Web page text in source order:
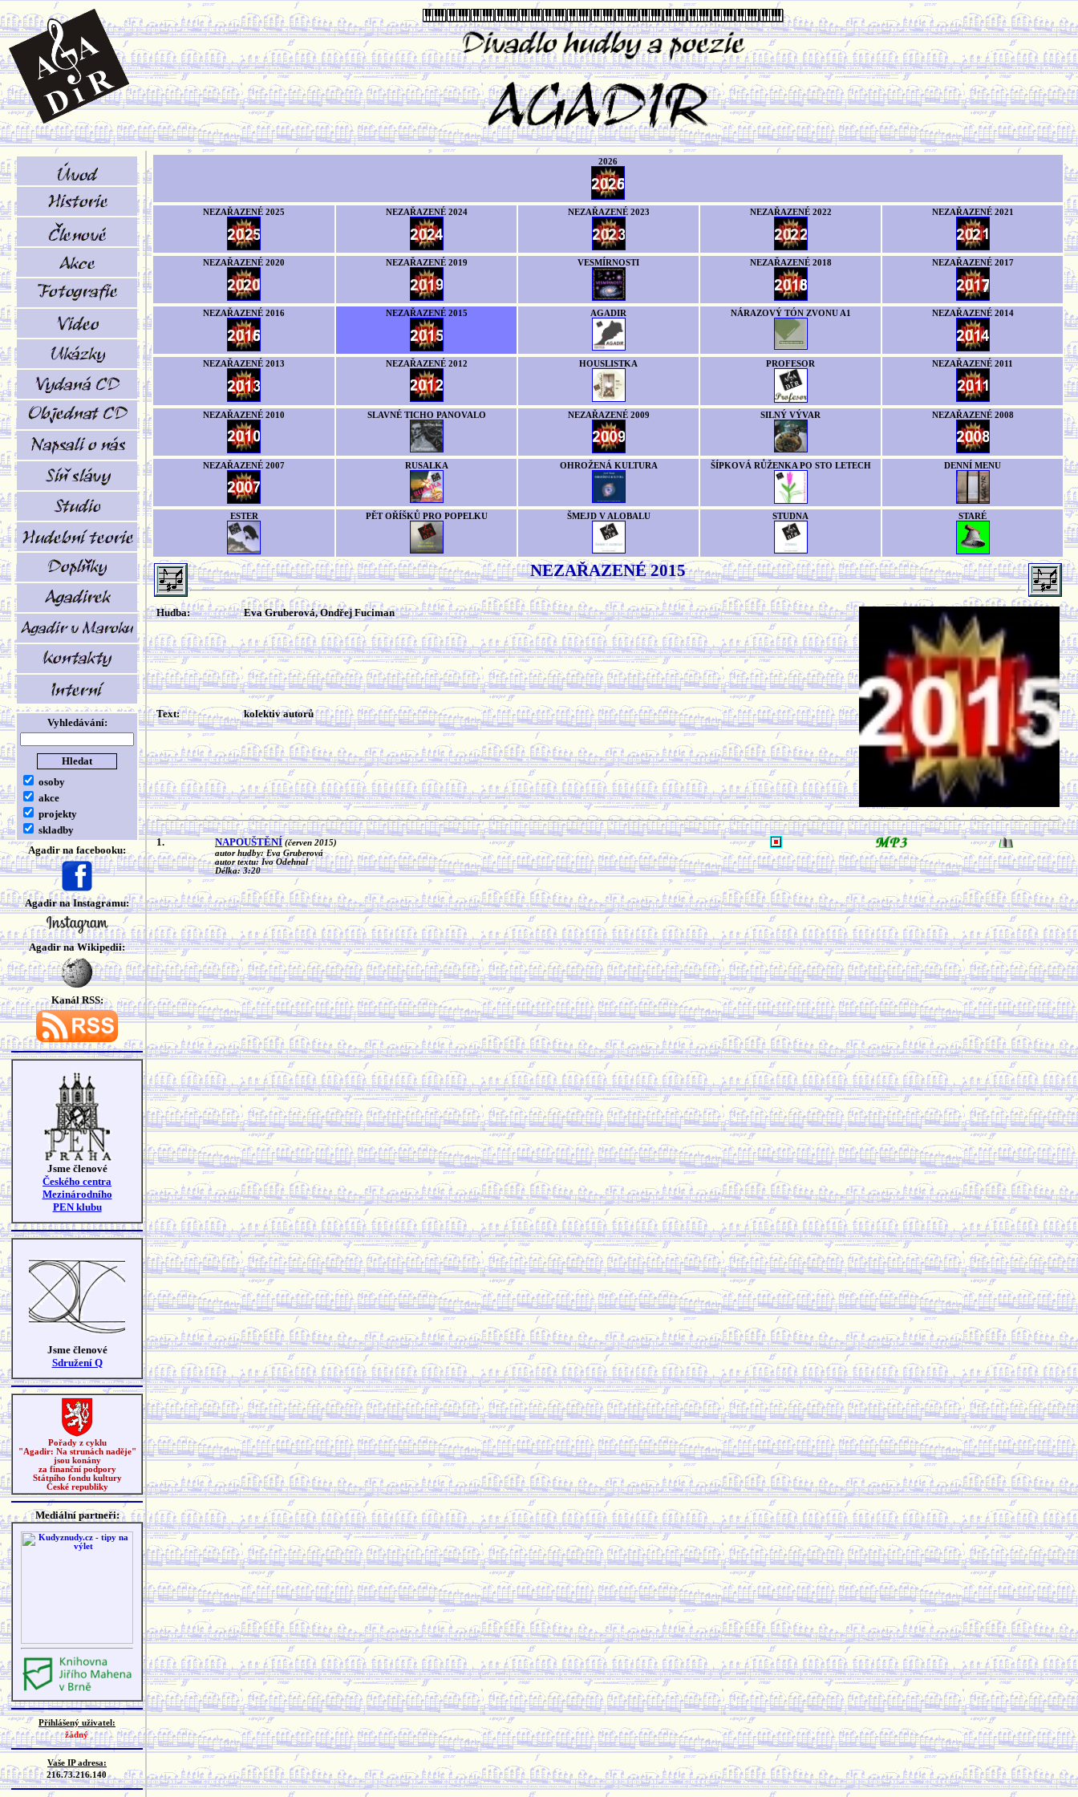
Vyhledávání:
osoby
akce
projekty
skladby
Agadir na facebooku:
Agadir na Instagramu:
Agadir na Wikipedii:
Kanál RSS:
Jsme členové
Českého centra
Mezinárodního
PEN klubu
Jsme členové
Sdružení Q
Pořady z cyklu
"Agadir: Na strunách naděje"
jsou konány
za finanční podpory
Státního fondu kultury
České republiky
Mediální partneři:
Přihlášený uživatel:
žádný
Vaše IP adresa:
216.73.216.140
2026
NEZAŘAZENÉ 2025 NEZAŘAZENÉ 2024 NEZAŘAZENÉ 2023 NEZAŘAZENÉ 2022 NEZAŘAZENÉ 2021
NEZAŘAZENÉ 2020 NEZAŘAZENÉ 2019 VESMÍRNOSTI NEZAŘAZENÉ 2018 NEZAŘAZENÉ 2017
NEZAŘAZENÉ 2016 NEZAŘAZENÉ 2015 AGADIR NÁRAZOVÝ TÓN ZVONU A1 NEZAŘAZENÉ 2014
NEZAŘAZENÉ 2013 NEZAŘAZENÉ 2012 HOUSLISTKA PROFESOR NEZAŘAZENÉ 2011
NEZAŘAZENÉ 2010 SLAVNÉ TICHO PANOVALO NEZAŘAZENÉ 2009 SILNÝ VÝVAR NEZAŘAZENÉ 2008
NEZAŘAZENÉ 2007 RUSALKA OHROŽENÁ KULTURA ŠÍPKOVÁ RŮŽENKA PO STO LETECH DENNÍ MENU
ESTER PĚT OŘÍŠKŮ PRO POPELKU ŠMEJD V ALOBALU STUDNA STARÉ
NEZAŘAZENÉ 2015
Hudba: Eva Gruberová, Ondřej Fuciman
Text: kolektiv autorů
1. NAPOUŠTĚNÍ (červen 2015)
autor hudby: Eva Gruberová
autor textu: Ivo Odehnal
Délka: 3:20